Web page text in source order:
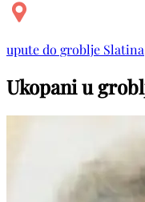
upute do groblje
Ukopani u